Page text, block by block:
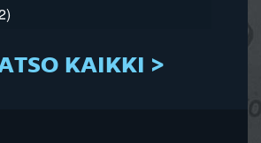
KAIKKI >